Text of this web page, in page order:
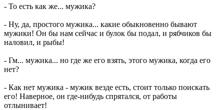
- То есть как же... мужика?
- Ну, да, простого мужика... какие обыкновенно бывают
мужики! Он бы нам сейчас и булок бы подал, и рябчиков бы
наловил, и рыбы!
- Гм... мужика... но где же его взять, этого мужика, когда его
нет?
- Как нет мужика - мужик везде есть, стоит только поискать
его! Наверное, он где-нибудь спрятался, от работы
отлынивает!